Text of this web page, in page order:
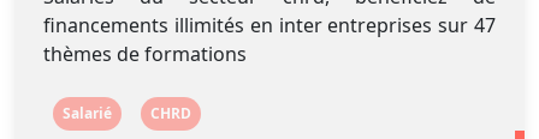
financements illimités en inter entreprises sur 47
thèmes de formations
Salarié CHRD